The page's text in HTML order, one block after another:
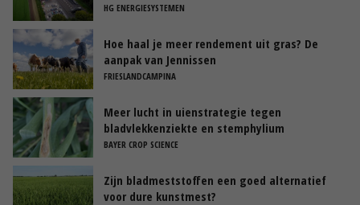
HG ENERGIESYSTEMEN
Hoe haal je meer rendement uit gras? De
aanpak van Jennissen
FRIESLANDCAMPINA
Meer lucht in uienstrategie tegen
bladvlekkenziekte en stemphylium
BAYER CROP SCIENCE
Zijn bladmeststoffen een goed alternatief
voor dure kunstmest?